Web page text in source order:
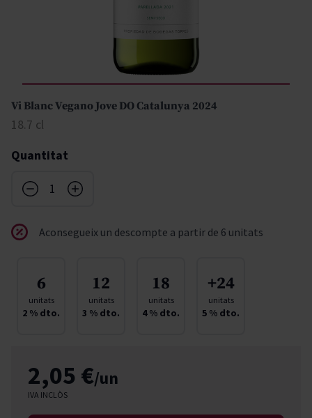
Vi Blanc Vegano Jove DO Catalunya 2024
18.7 cl
Quantitat
Aconsegueix un descompte a partir de 6 unitats
6
unitats
2 % dto.
12
unitats
3 % dto.
18
unitats
4% dto.
+24
unitats
5 % dto.
2,05 €/un
IVA INCLÒS